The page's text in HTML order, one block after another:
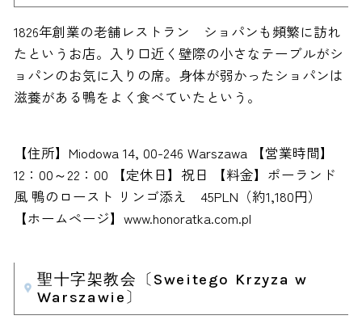
1826年創業の老舗レストラン ショパンも頻繁に訪れ
たというお店。入り口近く壁際の小さなテーブルがシ
ョパンのお気に入りの席。身体が弱かったショパンは
滋養がある鴨をよく食べていたという。
【住所】Miodowa 14, 00-246 Warszawa 【営業時間】
12：00～22：00 【定休日】祝日 【料金】ポーランド
風 鴨のロースト リンゴ添え 45PLN（約1,180円）
【ホームページ】www.honoratka.com.pl
聖十字架教会〔Sweitego Krzyza w
Warszawie〕